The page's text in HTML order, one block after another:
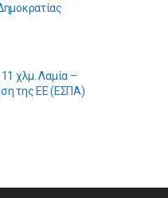
χλμ. Λαμία –
της ΕE (ΕΣΠΑ)